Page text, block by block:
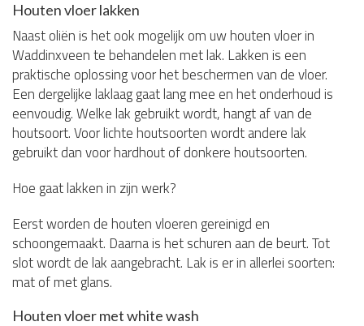
Houten vloer lakken
Naast oliën is het ook mogelijk om uw houten vloer in
Waddinxveen te behandelen met lak. Lakken is een
praktische oplossing voor het beschermen van de vloer.
Een dergelijke laklaag gaat lang mee en het onderhoud is
eenvoudig. Welke lak gebruikt wordt, hangt af van de
houtsoort. Voor lichte houtsoorten wordt andere lak
gebruikt dan voor hardhout of donkere houtsoorten.
Hoe gaat lakken in zijn werk?
Eerst worden de houten vloeren gereinigd en
schoongemaakt. Daarna is het schuren aan de beurt. Tot
slot wordt de lak aangebracht. Lak is er in allerlei soorten:
mat of met glans.
Houten vloer met white wash